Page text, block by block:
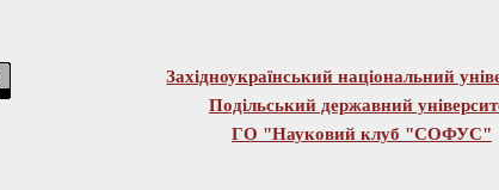
Західноукраїнський національний
Подільський державний
ГО "Науковий клуб "СОФУС"